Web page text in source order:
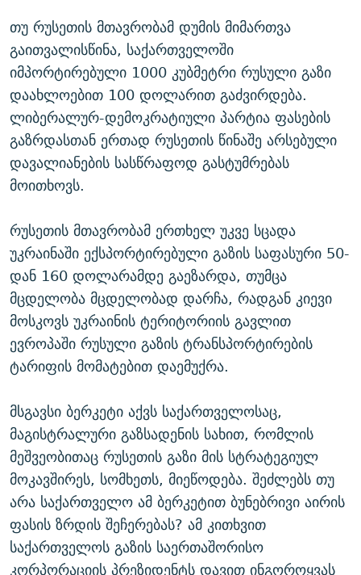
თუ რუსეთის მთავრობამ დუმის მიმართვა
გაითვალისწინა, საქართველოში
იმპორტირებული 1000 კუბმეტრი რუსული გაზი
დაახლოებით 100 დოლარით გაძვირდება.
ლიბერალურ-დემოკრატიული პარტია ფასების
გაზრდასთან ერთად რუსეთის წინაშე არსებული
დავალიანების სასწრაფოდ გასტუმრებას
მოითხოვს.
რუსეთის მთავრობამ ერთხელ უკვე სცადა
უკრაინაში ექსპორტირებული გაზის საფასური 50-
დან 160 დოლარამდე გაეზარდა, თუმცა
მცდელობა მცდელობად დარჩა, რადგან კიევი
მოსკოვს უკრაინის ტერიტორიის გავლით
ევროპაში რუსული გაზის ტრანსპორტირების
ტარიფის მომატებით დაემუქრა.
მსგავსი ბერკეტი აქვს საქართველოსაც,
მაგისტრალური გაზსადენის სახით, რომლის
მეშვეობითაც რუსეთის გაზი მის სტრატეგიულ
მოკავშირეს, სომხეთს, მიეწოდება. შეძლებს თუ
არა საქართველო ამ ბერკეტით ბუნებრივი აირის
ფასის ზრდის შეჩერებას? ამ კითხვით
საქართველოს გაზის საერთაშორისო
კორპორაციის პრეზიდენტს დავით ინგოროყვას